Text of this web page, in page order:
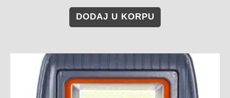
DODAJ U KORPU